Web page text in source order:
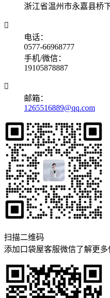
浙江省温州市永嘉县桥

电话：
0577-66968777
手机/微信：
19105878887

邮箱：
1265516889@qq.com
扫描二维码
添加口袋屋客服微信了解更多